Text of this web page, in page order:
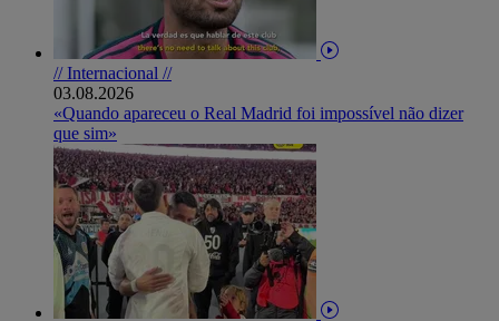
// Internacional //
03.08.2026
«Quando apareceu o Real Madrid foi impossível não dizer
que sim»